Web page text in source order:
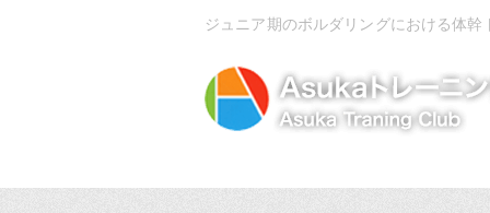
ジュニア期のボルダリングにおける体